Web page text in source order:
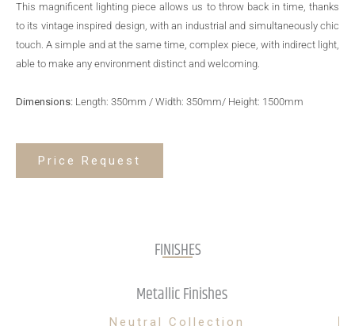
This magnificent lighting piece allows us to throw back in time, thanks
to its vintage inspired design, with an industrial and simultaneously chic
touch. A simple and at the same time, complex piece, with indirect light,
able to make any environment distinct and welcoming.
Dimensions: Length: 350mm / Width: 350mm/ Height: 1500mm
Price Request
FINISHES
Metallic Finishes
Neutral Collection